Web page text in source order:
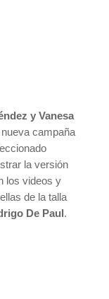
y Vanesa
campaña
la versión
los videos y
de la talla
De Paul.